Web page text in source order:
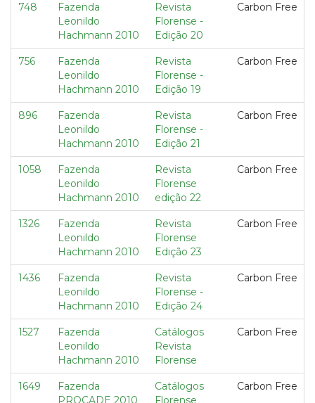
748
Fazenda
Leonildo
Hachmann 2010
Revista
Florense -
Edição 20
Carbon Free
756
Fazenda
Leonildo
Hachmann 2010
Revista
Florense -
Edição 19
Carbon Free
896
Fazenda
Leonildo
Hachmann 2010
Revista
Florense -
Edição 21
Carbon Free
1058
Fazenda
Leonildo
Hachmann 2010
Revista
Florense
edição 22
Carbon Free
1326
Fazenda
Leonildo
Hachmann 2010
Revista
Florense
Edição 23
Carbon Free
1436
Fazenda
Leonildo
Hachmann 2010
Revista
Florense -
Edição 24
Carbon Free
1527
Fazenda
Leonildo
Hachmann 2010
Catálogos
Revista
Florense
Carbon Free
1649
Fazenda
PROCADE 2010
Catálogos
Florense
Carbon Free